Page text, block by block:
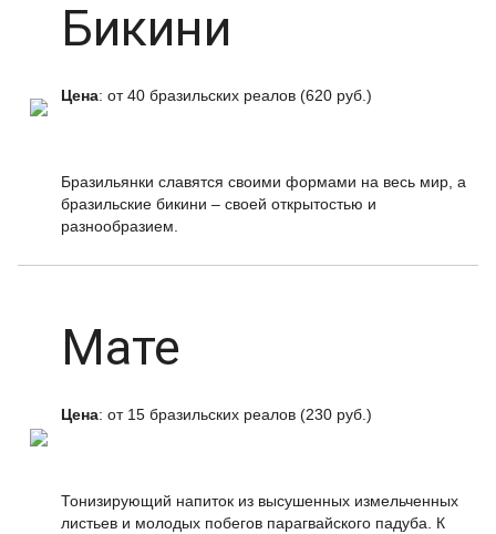
Бикини
Цена: от 40 бразильских реалов (620 руб.)
Бразильянки славятся своими формами на весь мир, а
бразильские бикини – своей открытостью и
разнообразием.
Мате
Цена: от 15 бразильских реалов (230 руб.)
Тонизирующий напиток из высушенных измельченных
листьев и молодых побегов парагвайского падуба. К